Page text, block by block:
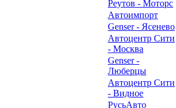
Реутов - Моторс
Автоимпорт
Genser - Ясенево
Автоцентр Сити
- Москва
Genser -
Люберцы
Автоцентр Сити
- Видное
РусьАвто